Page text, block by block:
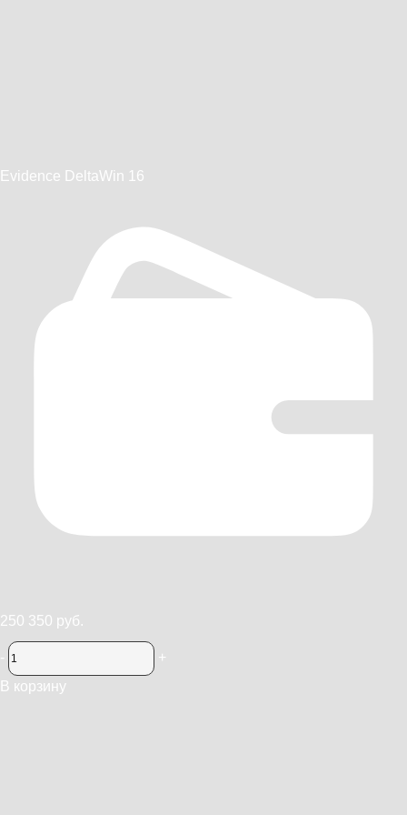
Evidence DeltaWin 16
250 350 руб.
-
+
В корзину